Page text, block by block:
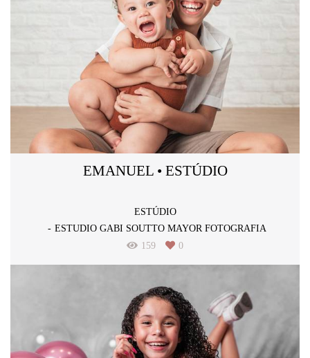
EMANUEL • ESTÚDIO
ESTÚDIO
ESTUDIO GABI SOUTTO MAYOR FOTOGRAFIA
159
0